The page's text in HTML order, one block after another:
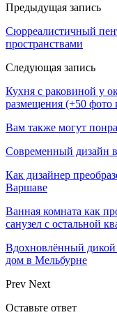
Предыдущая запись
Сюрреалистичный
пространствами
Следующая запись
Кухня с раковиной у
размещения (+50 фото
Вам также могут
Современный дизайн
Как дизайнер
Варшаве
Ванная комната как
санузел с остальной
Вдохновлённый
дом в Мельбурне
Prev Next
Оставьте ответ